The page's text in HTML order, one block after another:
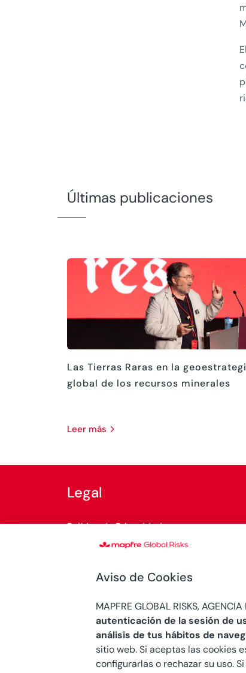
Últimas publicaciones
Las Tierras Raras en la
global de los recursos minerales
leer más
Legal
Política de Privacidad
Sistema Interno de Información
© Copyright 2026 Mapfre
Aviso de Cookies
MAPFRE GLOBAL RISKS, AGENCIA
autenticación de la sesión de
análisis de tus hábitos de
sitio web. Si aceptas las cookies
configurarlas o rechazar su uso.